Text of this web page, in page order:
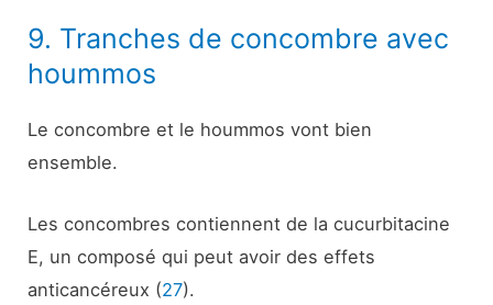
9. Tranches de concombre avec
hoummos
Le concombre et le hoummos vont bien
ensemble.
Les concombres contiennent de la cucurbitacine
E, un composé qui peut avoir des effets
anticancéreux (27).